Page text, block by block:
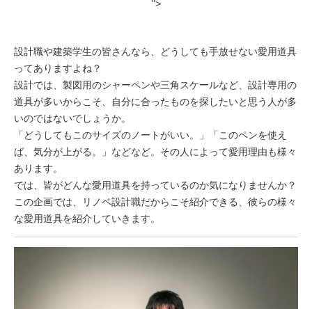
">
設計職や建築学生の皆さんなら、どうしても手放せない愛用道具
ってありますよね？
設計では、製図用のシャーペンや三角スケールなど、設計専用の
道具が多いからこそ、自分に合ったものを探したいと思う人が多
いのではないでしょうか。
「どうしてもこのサイズのノートがいい。」「このペンを使え
ば、気分が上がる。」などなど。その人によって愛用理由も様々
あります。
では、皆がどんな愛用道具を持っているのか気になりませんか？
この企画では、リノベ設計職だからこそ紹介できる、彼らの様々
な愛用道具を紹介していきます。